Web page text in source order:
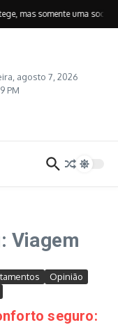
mas somente uma
agosto 7, 2026
PM
Viagem
Opinião
seguro: